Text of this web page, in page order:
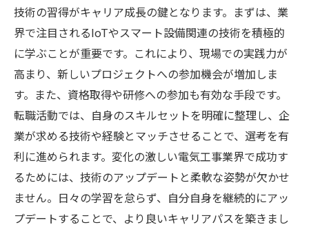
技術の習得がキャリア成長の鍵となります。まずは、業
界で注目されるIoTやスマート設備関連の技術を積極的
に学ぶことが重要です。これにより、現場での実践力が
高まり、新しいプロジェクトへの参加機会が増加しま
す。また、資格取得や研修への参加も有効な手段です。
転職活動では、自身のスキルセットを明確に整理し、企
業が求める技術や経験とマッチさせることで、選考を有
利に進められます。変化の激しい電気工事業界で成功す
るためには、技術のアップデートと柔軟な姿勢が欠かせ
ません。日々の学習を怠らず、自分自身を継続的にアッ
プデートすることで、より良いキャリアパスを築きまし